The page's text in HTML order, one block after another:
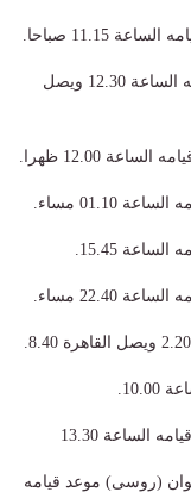
قطار رقم 163 أسوان القاهرة (تهوية) موعد قيامه الساعة 12.30 ويصل
أسوان (روسى) موعد قيامه